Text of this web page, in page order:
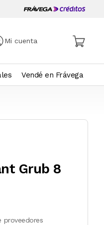
Mi cuenta
Vendé en Frávega
Grub 8
proveedores